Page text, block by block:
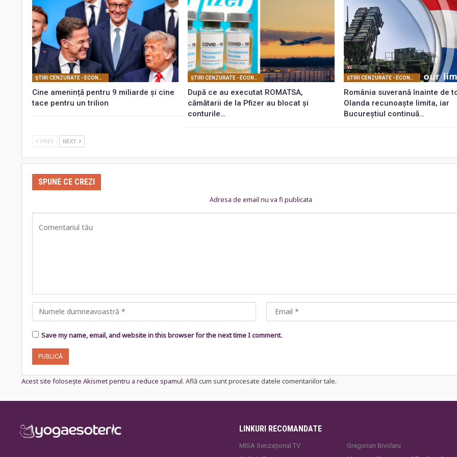
ŞTIRI CENZURATE - ECONOMIC
Cine amenință pentru 9 miliarde și cine
tace pentru un trilion
ŞTIRI CENZURATE - ECONOMIC
După ce au executat ROMATSA,
cămătarii de la Pfizer au blocat și
conturile…
ŞTIRI CENZURATE - ECONOMIC
România suverană înainte de
Olanda recunoaște limita, iar
Bucureștiul continuă…
PREV NEXT
SPUNE CE CREZI
Adresa de email nu va fi publicata
Save my name, email, and website in this browser for the next time I comment.
Acest site folosește Akismet pentru a reduce spamul. Află cum sunt procesate datele comentariilor tale.
LINKURI RECOMANDATE
MISA Senzaţional TV
Gregorian Bivolaru